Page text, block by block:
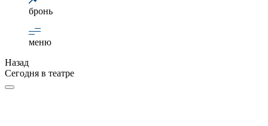
бронь
меню
Назад
Сегодня в театре